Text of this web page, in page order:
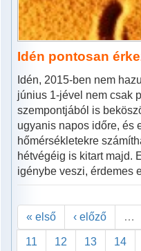
Idén pontosan
Idén, 2015-ben nem
június 1-jével nem csak
szempontjából is
ugyanis napos időre, és
hőmérsékletekre
hétvégéig is kitart majd.
igénybe veszi, érdemes
« első ‹ előző …
11 12 13 14